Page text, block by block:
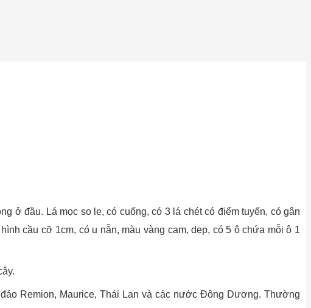
ở đầu. Lá mọc so le, có cuống, có 3 lá chét có điểm tuyến, có gân
cầu cỡ 1cm, có u nẫn, màu vàng cam, dẹp, có 5 ô chứa mỗi ô 1
Remion, Maurice, Thái Lan và các nước Đông Dương. Thường